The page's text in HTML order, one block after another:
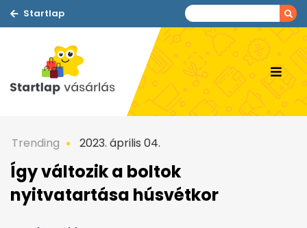
Startlap
Trending 2023. április 04.
Így változik a boltok
nyitvatartása húsvétkor